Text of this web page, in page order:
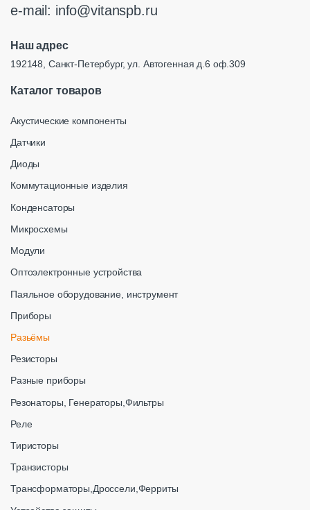
e-mail: info@vitanspb.ru
Наш адрес
192148, Санкт-Петербург, ул. Автогенная д.6 оф.309
Каталог товаров
Акустические компоненты
Датчики
Диоды
Коммутационные изделия
Конденсаторы
Микросхемы
Модули
Оптоэлектронные устройства
Паяльное оборудование, инструмент
Приборы
Разьёмы
Резисторы
Разные приборы
Резонаторы, Генераторы,Фильтры
Реле
Тиристоры
Транзисторы
Трансформаторы,Дроссели,Ферриты